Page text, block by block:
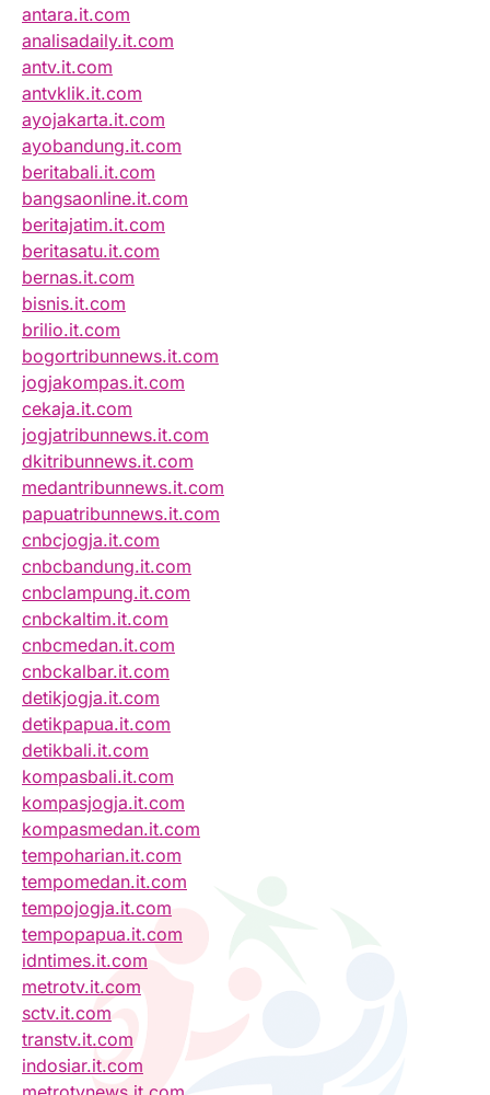
antara.it.com
analisadaily.it.com
antv.it.com
antvklik.it.com
ayojakarta.it.com
ayobandung.it.com
beritabali.it.com
bangsaonline.it.com
beritajatim.it.com
beritasatu.it.com
bernas.it.com
bisnis.it.com
brilio.it.com
bogortribunnews.it.com
jogjakompas.it.com
cekaja.it.com
jogjatribunnews.it.com
dkitribunnews.it.com
medantribunnews.it.com
papuatribunnews.it.com
cnbcjogja.it.com
cnbcbandung.it.com
cnbclampung.it.com
cnbckaltim.it.com
cnbcmedan.it.com
cnbckalbar.it.com
detikjogja.it.com
detikpapua.it.com
detikbali.it.com
kompasbali.it.com
kompasjogja.it.com
kompasmedan.it.com
tempoharian.it.com
tempomedan.it.com
tempojogja.it.com
tempopapua.it.com
idntimes.it.com
metrotv.it.com
sctv.it.com
transtv.it.com
indosiar.it.com